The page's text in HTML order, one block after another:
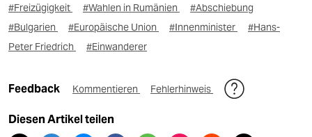
#Freizügigkeit #Wahlen in Rumänien
#Abschiebung
#Bulgarien
#Europäische Union #Innenminister
#Hans-
Peter Friedrich
#Einwanderer
Feedback Kommentieren Fehlerhinweis
Diesen Artikel teilen